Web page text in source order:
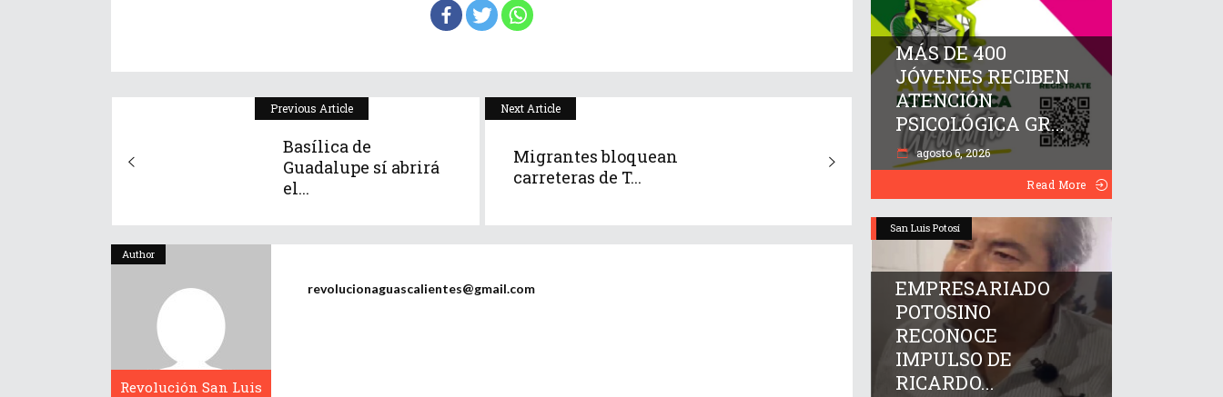
Previous Article
Basílica de
Guadalupe sí abrirá
el...
Next Article
Migrantes bloquean
carreteras de T...
Author
Revolución San Luis
revolucionaguascalientes@gmail.com
MÁS DE 400
JÓVENES RECIBEN
ATENCIÓN
PSICOLÓGICA GR...
agosto 6, 2026
Read More
San Luis Potosí
EMPRESARIADO
POTOSINO
RECONOCE
IMPULSO DE
RICARDO...